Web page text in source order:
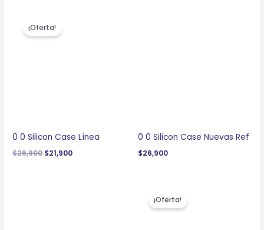
¡Oferta!
0 0 Silicon Case Línea
$26,900
precio
original
$21,900
0 0 Silicon Case Nuevas Ref
$26,900
¡Oferta!precio
original